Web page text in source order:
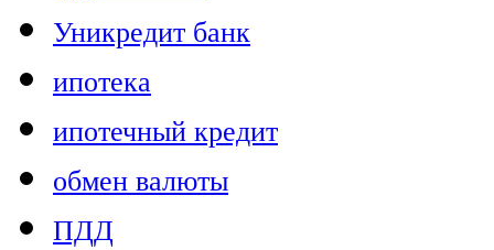
Уникредит банк
ипотека
ипотечный кредит
обмен валюты
ПДД